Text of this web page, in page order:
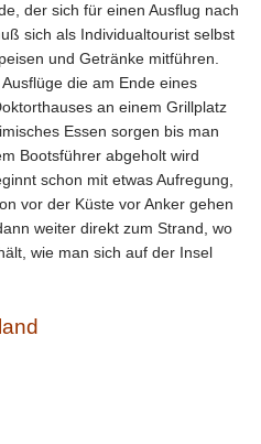
der sich für einen Ausflug nach
sich als Individualtourist selbst
und Getränke mitführen.
die am Ende eines
an einem Grillplatz
Essen sorgen bis man
Bootsführer abgeholt wird
schon mit etwas Aufregung,
vor der Küste vor Anker gehen
weiter direkt zum Strand, wo
wie man sich auf der Insel